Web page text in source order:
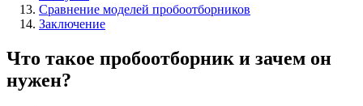
Сравнение моделей пробоотборников
Заключение
Что такое пробоотборник и зачем он
нужен?